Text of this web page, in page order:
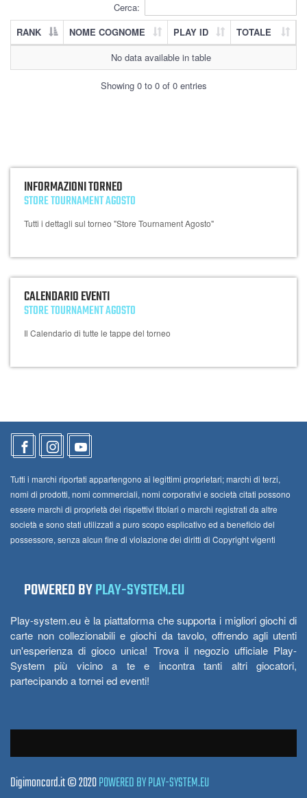
Cerca:
RANK
NOME COGNOME PLAY ID
TOTALE
No data available in table
Showing 0 to 0 of 0 entries
INFORMAZIONI TORNEO
STORE TOURNAMENT AGOSTO
Tutti i dettagli sul torneo "Store Tournament Agosto"
CALENDARIO EVENTI
STORE TOURNAMENT AGOSTO
Il Calendario di tutte le tappe del torneo
Tutti i marchi riportati appartengono ai legittimi proprietari; marchi di terzi,
nomi di prodotti, nomi commerciali, nomi corporativi e società citati possono
essere marchi di proprietà dei rispettivi titolari o marchi registrati da altre
società e sono stati utilizzati a puro scopo esplicativo ed a beneficio del
possessore, senza alcun fine di violazione dei diritti di Copyright vigenti
POWERED BYPLAY-SYSTEM.EU
Play-system.eu è la piattaforma che supporta i migliori giochi di
carte non collezionabili e giochi da tavolo, offrendo agli utenti
un'esperienza di gioco unica! Trova il negozio ufficiale Play-
System più vicino a te e incontra tanti altri giocatori,
partecipando a tornei ed eventi!
Digimoncard.it © 2020POWERED BY PLAY-SYSTEM.EU